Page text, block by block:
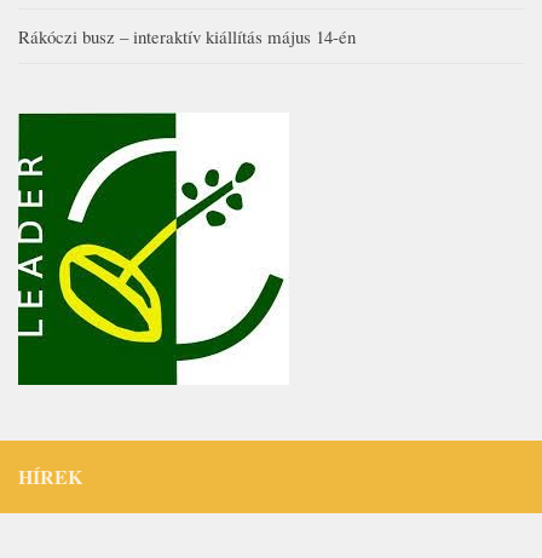
Rákóczi busz – interaktív kiállítás május 14-én
HÍREK